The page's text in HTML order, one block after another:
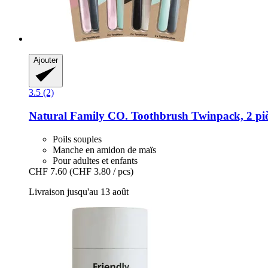
Ajouter
3.5 (2)
Natural Family CO. Toothbrush Twinpack, 2
Poils souples
Manche en amidon de maïs
Pour adultes et enfants
CHF 7.60 (CHF 3.80 / pcs)
Livraison jusqu'au 13 août